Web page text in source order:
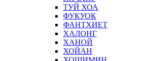
ТУЙ ХОА
ФУКУОК
ФАНТХИЕТ
ХАЛОНГ
ХАНОЙ
ХОЙАН